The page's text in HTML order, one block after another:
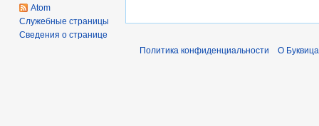
0
Atom
Служебные страницы
Сведения о странице
Политика конфиденциальности
О Буквица